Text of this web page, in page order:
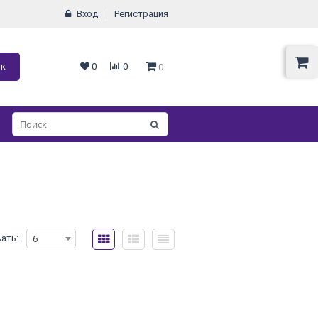
Вход Регистрация
0 0 0
6